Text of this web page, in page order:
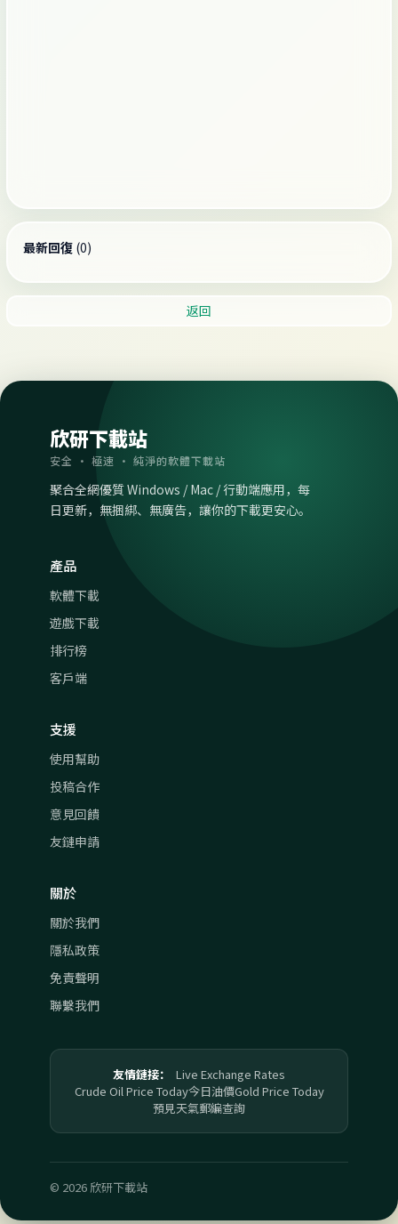
最新回復 (0)
返回
欣研下載站
安全 · 極速 · 純淨的軟體下載站
聚合全網優質 Windows / Mac / 行動端應用，每
日更新，無捆綁、無廣告，讓你的下載更安心。
產品
軟體下載
遊戲下載
排行榜
客戶端
支援
使用幫助
投稿合作
意見回饋
友鏈申請
關於
關於我們
隱私政策
免責聲明
聯繫我們
友情鏈接：
Live Exchange Rates
Crude Oil Price Today今日油價Gold Price Today
預見天氣郵編查詢
© 2026 欣研下載站